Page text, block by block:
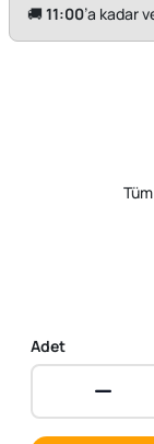
🚚11:00’a kadar
Tüm
Adet